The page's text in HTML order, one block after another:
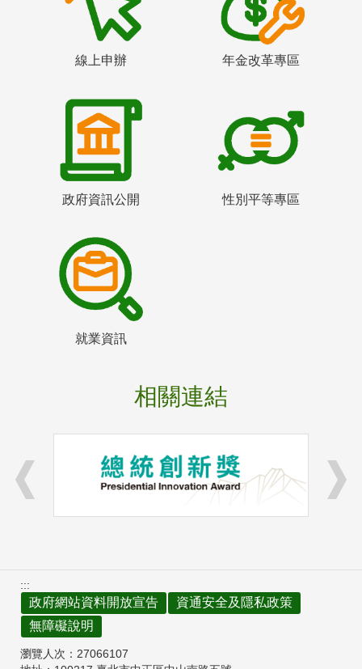
線上申辦 年金改革專區
政府資訊公開 性別平等專區
就業資訊
相關連結
:::
政府網站資料開放宣告
資通安全及隱私政策
無障礙說明
瀏覽人次： 27066107